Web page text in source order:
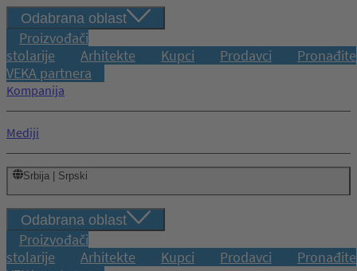
Odabrana oblast
Proizvođači
stolarije
Arhitekte Kupci Prodavci
Pronađite
VEKA partnera
Kompanija
Mediji
Srbija | Srpski
Odabrana oblast
Proizvođači
stolarije
Arhitekte Kupci Prodavci
Pronađite